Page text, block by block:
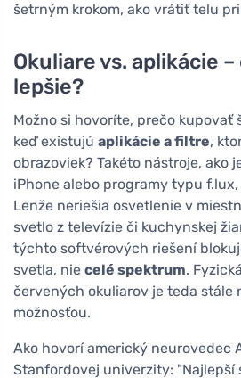
šetrným krokom, ako vrátiť telu
Okuliare vs. aplikácie
lepšie?
Možno si hovoríte, prečo kupovať
keď existujú aplikácie a filtre,
obrazoviek? Takéto nástroje, ako
iPhone alebo programy typu
Lenže neriešia osvetlenie v
svetlo z televízie či kuchynskej
týchto softvérových riešení
svetla, nie celé spektrum.
červených okuliarov je teda stále
možnosťou.
Ako hovorí americký neurovedec
Stanfordovej univerzity: "Najlepší